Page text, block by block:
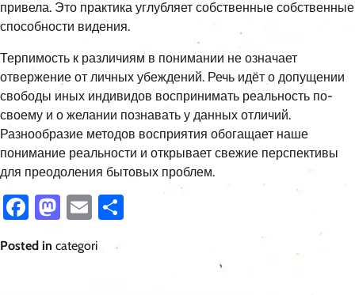
привела. Это практика углубляет собственные собственные
способности видения.
Терпимость к различиям в понимании не означает
отвержение от личных убеждений. Речь идёт о допущении
свободы иных индивидов воспринимать реальность по-
своему и о желании познавать у данных отличий.
Разнообразие методов восприятия обогащает наше
понимание реальности и открывает свежие перспективы
для преодоления бытовых проблем.
Facebook
Mastodon
Email
Posted in categori